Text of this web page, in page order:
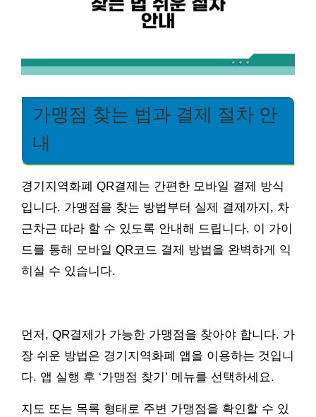
가맹점 찾는 법과 결제 절차 안
내
경기지역화폐 QR결제는 간편한 모바일 결제 방식
입니다. 가맹점을 찾는 방법부터 실제 결제까지, 차
근차근 따라 할 수 있도록 안내해 드립니다. 이 가이
드를 통해 모바일 QR코드 결제 방법을 완벽하게 익
히실 수 있습니다.
먼저, QR결제가 가능한 가맹점을 찾아야 합니다. 가
장 쉬운 방법은 경기지역화폐 앱을 이용하는 것입니
다. 앱 실행 후 ‘가맹점 찾기’ 메뉴를 선택하세요.
지도 또는 목록 형태로 주변 가맹점을 확인할 수 있